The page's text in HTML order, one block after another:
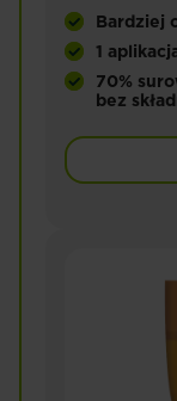
Bardziej
1
70%
bez